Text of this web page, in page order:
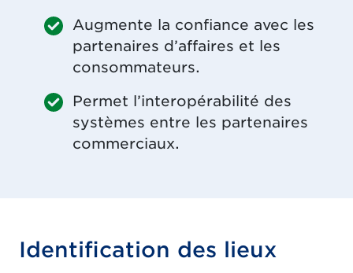
Augmente la confiance avec les
partenaires d’affaires et les
consommateurs.
Permet l’interopérabilité des
systèmes entre les partenaires
commerciaux.
Identification des lieux